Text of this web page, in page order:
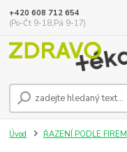
+420 608 712 654
(Po-Čt 9-18,Pá 9-17)
Úvod ŘAZENÍ PODLE FIREM